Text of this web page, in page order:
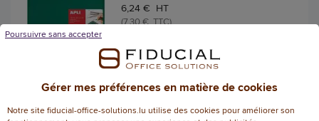
6,24 € HT
(7,30 € TTC)
AJOUTER
Plaque de découpe 90 x 60
Gérer mes préférences en matière de cookies
Notre site fiducial-office-solutions.lu utilise des cookies pour améliorer son
Poursuivre sans accepter